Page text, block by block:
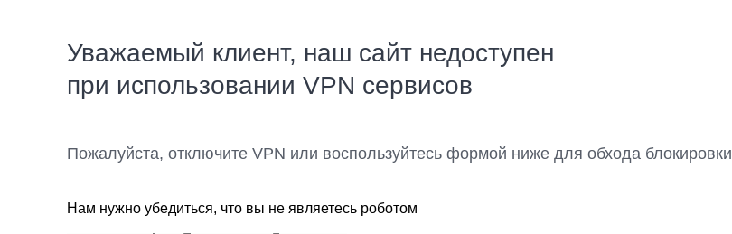
Уважаемый клиент, наш сайт недоступен
при использовании VPN сервисов
Пожалуйста, отключите VPN или воспользуйтесь формой ниже для обхода блокировки
Нам нужно убедиться, что вы не являетесь роботом